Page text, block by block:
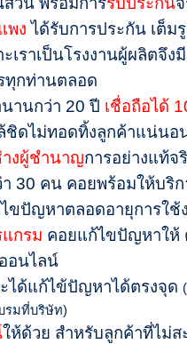
พงได้รับการประกัน เต็ม
เราเป็นโรงงานผู้ผลิตจึง
ทุกท่านตลอด
นานกว่า 20 ปี เชื่อถือได้
ชิดไม่ทอดทิ้งลูกค้าแน่นอ
งผู้ชำนาญการอย่างแท้จ
า 30 คน คอยพร้อมให้บริก
ขปัญหาตลอดอายุการใ
กรม คอยแก้ไขปัญหาให้
ออนไลน์
ได้แก้ไข้ปัญหาได้ตรงจุด
รมที่บริษัท)
ให้ด้วย สำหรับลูกค้าที่ไม่ส